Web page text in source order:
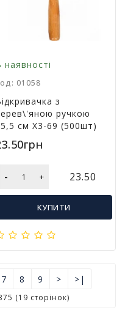
наявності
01058
з
ручкою
см Х3-69 (500шт)
- + 23.50
КУПИТИ
7 8 9 > >|
(19 сторінок)